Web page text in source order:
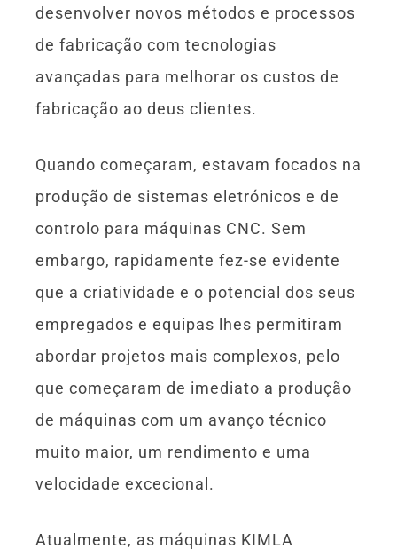
desenvolver novos métodos e processos
de fabricação com tecnologias
avançadas para melhorar os custos de
fabricação ao deus clientes.
Quando começaram, estavam focados na
produção de sistemas eletrónicos e de
controlo para máquinas CNC. Sem
embargo, rapidamente fez-se evidente
que a criatividade e o potencial dos seus
empregados e equipas lhes permitiram
abordar projetos mais complexos, pelo
que começaram de imediato a produção
de máquinas com um avanço técnico
muito maior, um rendimento e uma
velocidade excecional.
Atualmente, as máquinas KIMLA